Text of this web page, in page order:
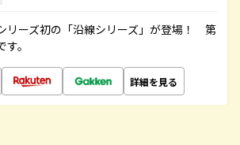
リーズ初の「沿線シリーズ」が登場！ 第
。
詳細を見る